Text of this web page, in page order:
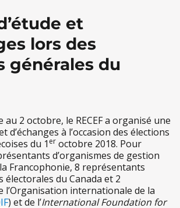
et
lors des
générales du
au 2 octobre, le RECEF a organisé une
d’échanges à l’occasion des élections
du 1 er octobre 2018. Pour
d’organismes de gestion
Francophonie, 8 représentants
électorales du Canada et 2
l’Organisation internationale de la
) et de l’International Foundation for